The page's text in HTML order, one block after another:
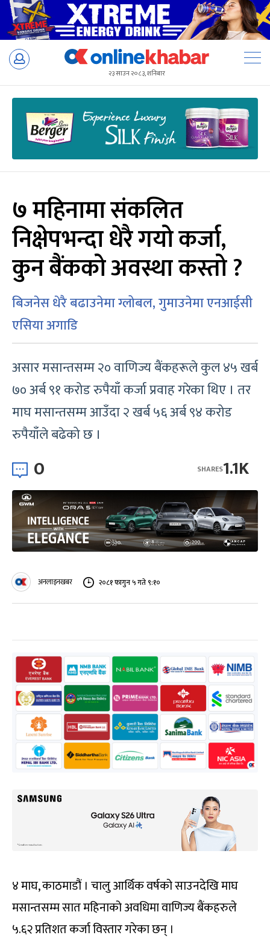
Skip
२३ साउन २०८३, शनिबार
७ महिनामा संकलित
निक्षेपभन्दा धेरै गयो कर्जा,
कुन बैंकको अवस्था कस्तो ?
बिजनेस धेरै बढाउनेमा ग्लोबल, गुमाउनेमा एनआईसी
एसिया अगाडि
असार मसान्तसम्म २० वाणिज्य बैंकहरूले कुल ४५ खर्ब
७० अर्ब ९१ करोड रुपैयाँ कर्जा प्रवाह गरेका थिए । तर
माघ मसान्तसम्म आउँदा २ खर्ब ५६ अर्ब ९४ करोड
रुपैयाँले बढेको छ ।
0 1.1K
SHARES
अनलाइनखबर २०८१ फागुन ५ गते ९:१०
४ माघ, काठमाडौं । चालु आर्थिक वर्षको साउनदेखि माघ
मसान्तसम्म सात महिनाको अवधिमा वाणिज्य बैंकहरुले
५.६२ प्रतिशत कर्जा विस्तार गरेका छन् ।